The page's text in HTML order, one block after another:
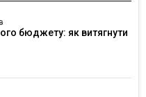
бюджету: як витягнути